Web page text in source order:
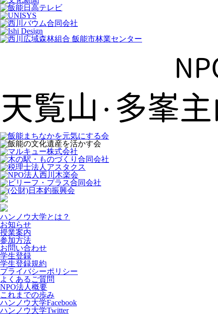
ハンノウ大学とは？
お知らせ
授業案内
参加方法
お問い合わせ
学生登録
学生登録規約
プライバシーポリシー
よくあるご質問
NPO法人概要
これまでの歩み
ハンノウ大学Facebook
ハンノウ大学Twitter